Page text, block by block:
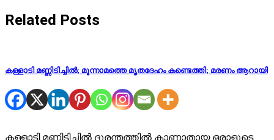
Related Posts
കള്ളാടി മണ്ണിടിച്ചിൽ; മൂന്നാമത്തെ മൃതദേഹം കണ്ടെത്തി; മരണം ആറായി
കള്ളാടി മണ്ണിടിച്ചിൽ ദുരന്തത്തിൽ കാണാതായ ഒരാളുടെ